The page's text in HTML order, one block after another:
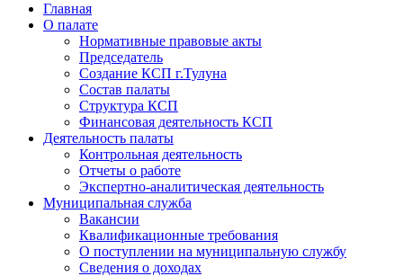
Главная
О палате
Нормативные правовые акты
Председатель
Создание КСП г.Тулуна
Состав палаты
Структура КСП
Финансовая деятельность КСП
Деятельность палаты
Контрольная деятельность
Отчеты о работе
Экспертно-аналитическая деятельность
Муниципальная служба
Вакансии
Квалификационные требования
О поступлении на муниципальную службу
Сведения о доходах